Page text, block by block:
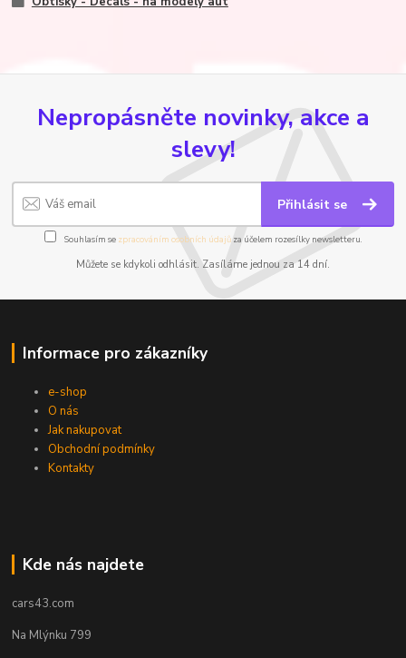
Nepropásněte novinky, akce a
slevy!
Přihlásit se
Souhlasím se zpracováním osobních údajůza účelem rozesílky newsletteru.
Můžete se kdykoli odhlásit. Zasíláme jednou za 14 dní.
Informace pro zákazníky
e-shop
O nás
Jak nakupovat
Obchodní podmínky
Kontakty
Kde nás najdete
cars43.com
Na Mlýnku 799